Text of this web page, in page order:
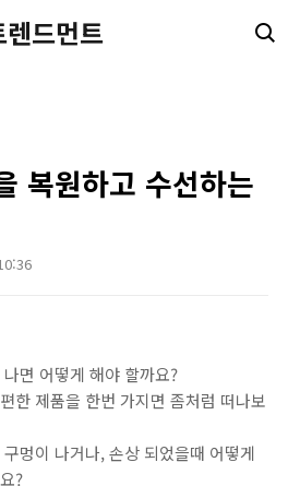
렌드먼트
복원하고 수선하는
면 어떻게 해야 할까요?
한 제품을 한번 가지면 좀처럼 떠나보
멍이 나거나, 손상 되었을때 어떻게
?